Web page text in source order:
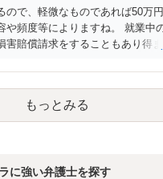
やLINEでのやり取り等を確認す
奨については退職する意思がな
解雇については不当な解雇である
が考えられます。 回答としては
をご持参いただき最寄りの法律
署に相談する等の対応をしてい
ので、軽微なものであれば50万
や頻度等によりますね。 就業中
害賠償請求をすることもあり得
もっとみる
に強い弁護士を探す